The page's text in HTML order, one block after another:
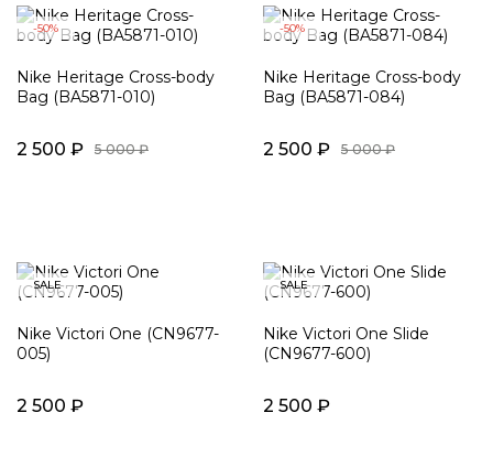
-50%
Nike Heritage Cross-body
Bag (BA5871-010)
2 500 ₽ 5 000 ₽
-50%
Nike Heritage Cross-body
Bag (BA5871-084)
2 500 ₽ 5 000 ₽
SALE
Nike Victori One (CN9677-
005)
2 500 ₽
SALE
Nike Victori One Slide
(CN9677-600)
2 500 ₽